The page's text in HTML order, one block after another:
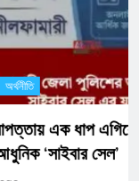
জেলা পুলিশ: